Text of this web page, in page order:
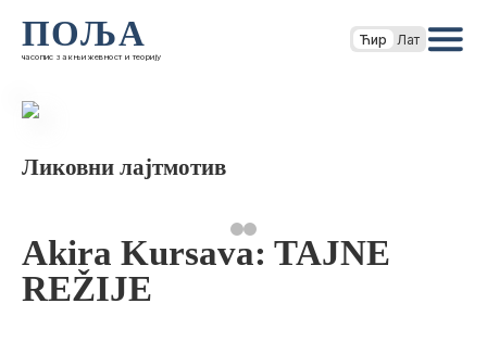
ПОЉА
часопис за књижевност и теорију
Ћир Лат
Ликовни лајтмотив
Akira Kursava: TAJNE
REŽIJE